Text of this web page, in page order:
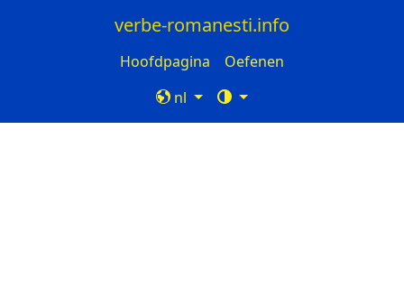
verbe-romanesti.info
Hoofdpagina
Oefenen
nl